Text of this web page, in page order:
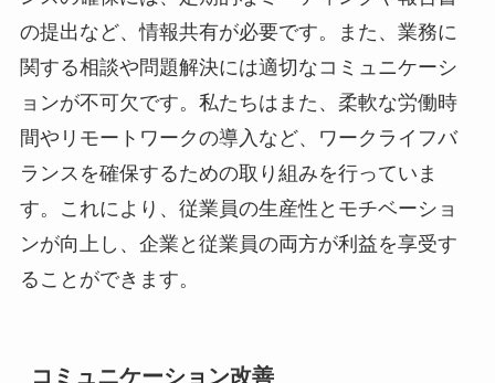
の提出など、情報共有が必要です。また、業務に
関する相談や問題解決には適切なコミュニケーシ
ョンが不可欠です。私たちはまた、柔軟な労働時
間やリモートワークの導入など、ワークライフバ
ランスを確保するための取り組みを行っていま
す。これにより、従業員の生産性とモチベーショ
ンが向上し、企業と従業員の両方が利益を享受す
ることができます。
コミュニケーション改善